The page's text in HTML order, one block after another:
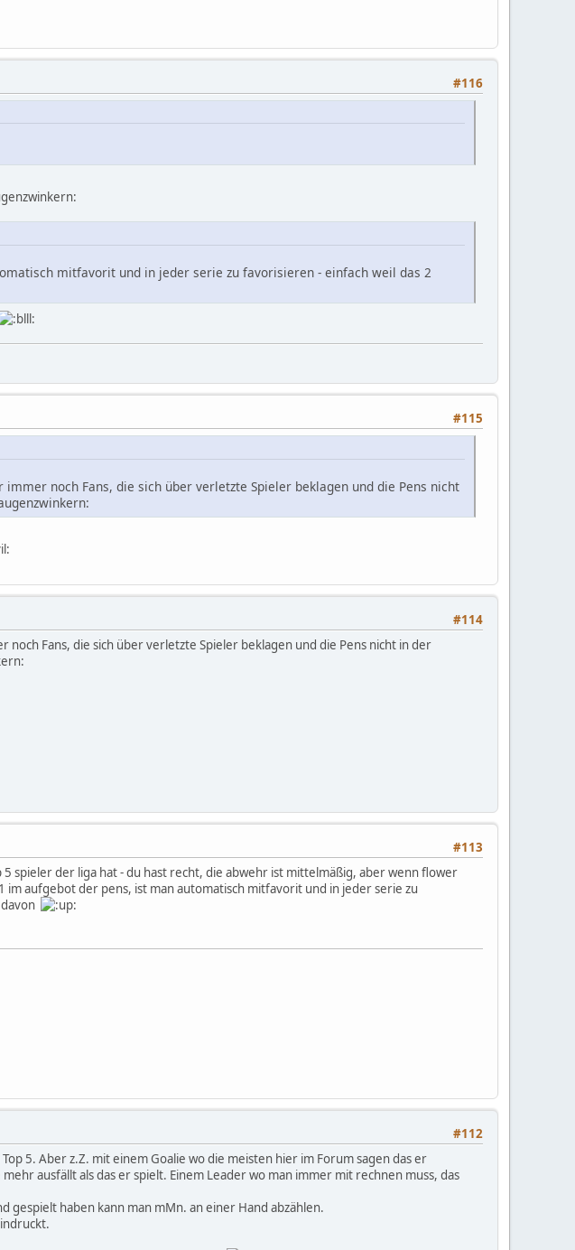
#116
mitfavorit und in jeder serie zu favorisieren - einfach weil das 2
#115
noch Fans, die sich über verletzte Spieler beklagen und die Pens nicht
#114
Fans, die sich über verletzte Spieler beklagen und die Pens nicht in der
#113
spieler der liga hat - du hast recht, die abwehr ist mittelmäßig, aber wenn flower
aufgebot der pens, ist man automatisch mitfavorit und in jeder serie zu
#112
5. Aber z.Z. mit einem Goalie wo die meisten hier im Forum sagen das er
ausfällt als das er spielt. Einem Leader wo man immer mit rechnen muss, das
gespielt haben kann man mMn. an einer Hand abzählen.